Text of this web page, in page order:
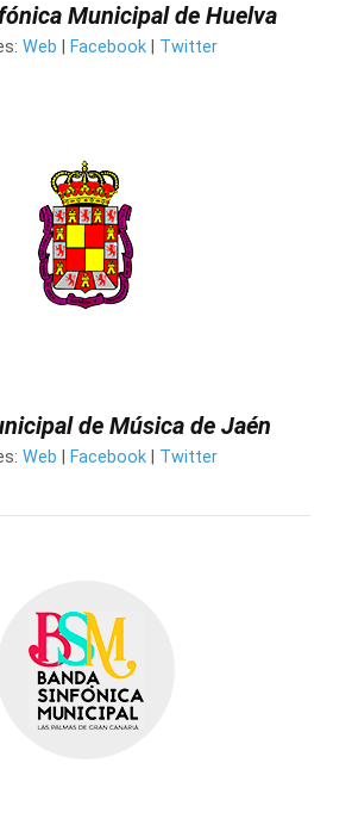
Municipal de Huelva
Web Facebook Twitter
de Música de Jaén
Web Facebook Twitter